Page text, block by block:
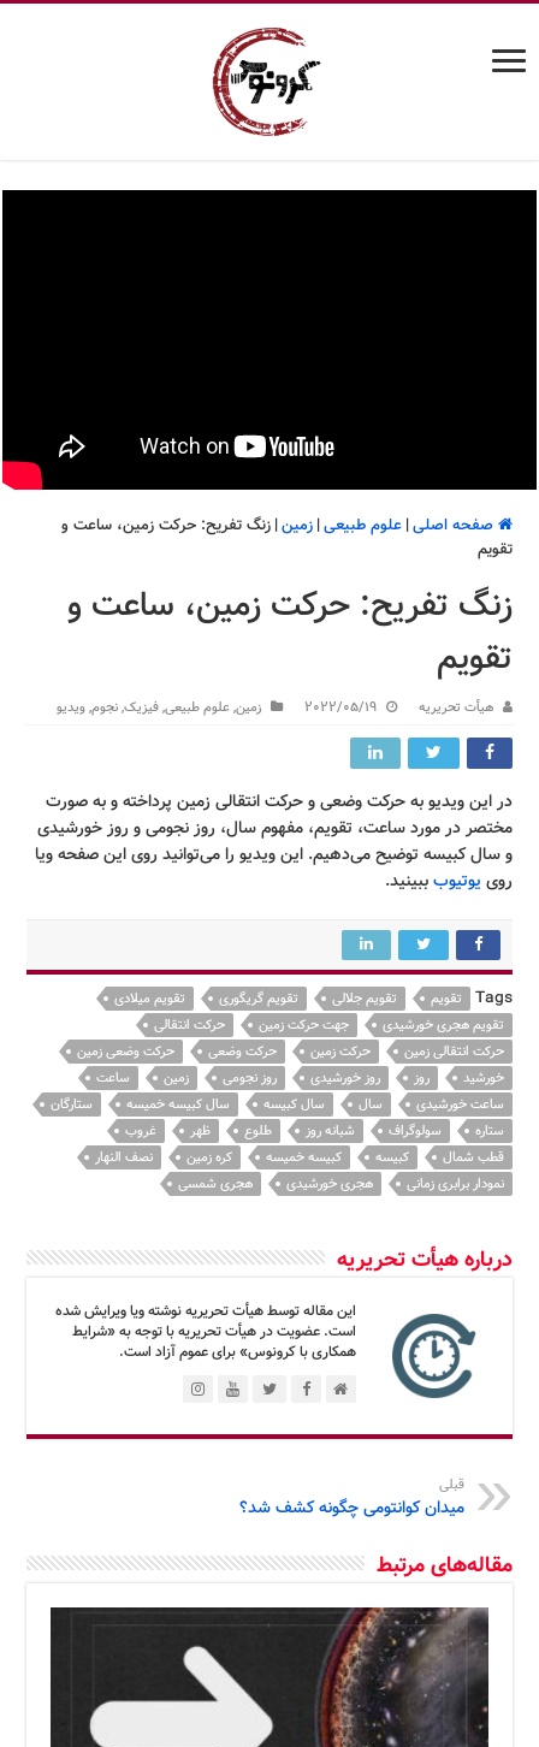
صفحه اصلی| علوم طبیعی| زمین| زنگ تفریح: حرکت زمین، ساعت و
تقویم
زنگ تفریح: حرکت زمین، ساعت و
تقویم
هیأت تحریریه 2022/05/19 زمین,علوم طبیعی,فیزیک,نجوم,ویدیو
در این ویدیو به حرکت وضعی و حرکت انتقالی زمین پرداخته و به صورت
مختصر در مورد ساعت، تقویم، مفهوم سال، روز نجومی و روز خورشیدی
و سال کبیسه توضیح می‌دهیم. این ویدیو را می‌توانید روی این صفحه ویا
روی یوتیوبببینید.
Tags تقویم تقویم جلالی تقویم گریگوری
تقویم میلادی
تقویم هجری خورشیدی
جهت حرکت زمین
حرکت انتقالی
حرکت انتقالی زمین
حرکت زمین حرکت وضعی
حرکت وضعی زمین
خورشید
روز روز خورشیدی روز نجومی زمین
ساعت
ساعت خورشیدی
سال سال کبیسه سال کبیسه خمیسه
ستارگان
ستاره
سولوگراف شبانه روز طلوع ظهر
غروب
قطب شمال
کبیسه کبیسه خمیسه کره زمین
نصف النهار
نمودار برابری زمانی
هجری خورشیدی هجری شمسی
درباره هیأت تحریریه
این مقاله توسط هیأت تحریریه نوشته ویا ویرایش شده
است. عضویت در هیأت تحریریه با توجه به «شرایط
همکاری با کرونوس» برای عموم آزاد است.
قبلی
میدان کوانتومی چگونه کشف شد؟
مقاله‌های مرتبط